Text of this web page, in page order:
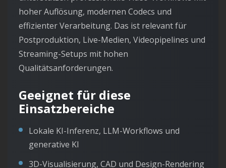
hoher Auflösung, modernen Codecs und
effizienter Verarbeitung. Das ist relevant für
Postproduktion, Live-Medien, Videopipelines und
Streaming-Setups mit hohen
Qualitätsanforderungen.
Geeignet für diese
Einsatzbereiche
Lokale KI-Inferenz, LLM-Workflows und
generative KI
3D-Visualisierung, CAD und Design-Rendering